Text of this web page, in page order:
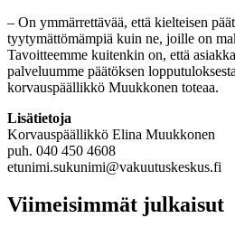
– On ymmärrettävää, että kielteisen
tyytymättömämpiä kuin ne, joille on
Tavoitteemme kuitenkin on, että
palveluumme päätöksen
korvauspäällikkö Muukkonen toteaa.
Lisätietoja
Korvauspäällikkö Elina Muukkonen
puh. 040 450 4608
etunimi.sukunimi@vakuutuskeskus.fi
Viimeisimmät julkaisut